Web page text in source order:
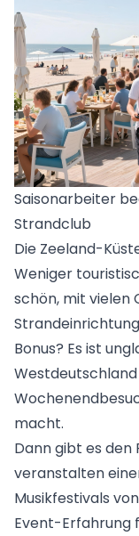
Saisonarbeiter
Strandclub
Die Zeeland-
Weniger
schön, mit vielen
Bonus? Es ist
macht.
Dann gibt es den
veranstalten
Musikfestivals
Event-Erfahrung